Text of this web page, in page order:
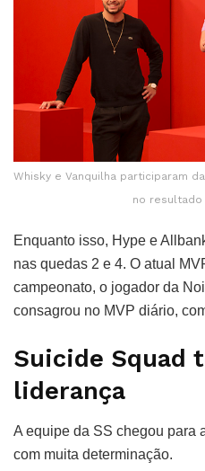
Whisky e Vanquilha participaram
no resultado
Enquanto isso, Hype e
nas quedas 2 e 4. O atual
campeonato, o jogador da
consagrou no MVP diário,
Suicide Squad
liderança
A equipe da SS chegou para
com muita determinação.